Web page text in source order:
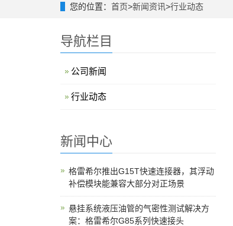
您的位置： 首页>新闻资讯>行业动态
导航栏目
公司新闻
行业动态
新闻中心
格雷希尔推出G15T快速连接器，其浮动
补偿模块能兼容大部分对正场景
悬挂系统液压油管的气密性测试解决方
案：格雷希尔G85系列快速接头